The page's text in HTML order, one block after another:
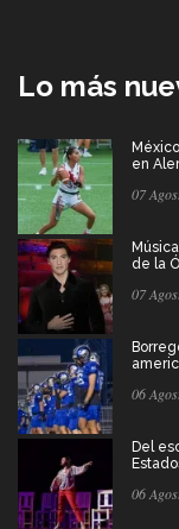
Lo más
en
07
de la
07
06
Del
06